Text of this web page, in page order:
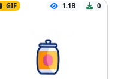
GIF 1.1B 0